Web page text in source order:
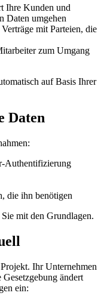
Ihre Kunden und
Daten umgehen
mit Parteien, die
zum Umgang
auf Basis Ihrer
Daten
Authentifizierung
die ihn benötigen
mit den Grundlagen.
Ihr Unternehmen
ändert
ein: